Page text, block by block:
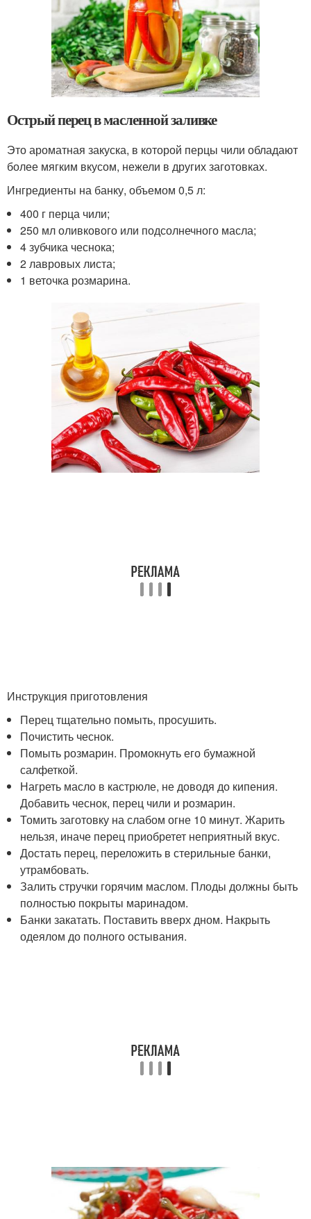
Острый перец в масленной заливке
Это ароматная закуска, в которой перцы чили обладают
более мягким вкусом, нежели в других заготовках.
Ингредиенты на банку, объемом 0,5 л:
400 г перца чили;
250 мл оливкового или подсолнечного масла;
4 зубчика чеснока;
2 лавровых листа;
1 веточка розмарина.
Инструкция приготовления
Перец тщательно помыть, просушить.
Почистить чеснок.
Помыть розмарин. Промокнуть его бумажной
салфеткой.
Нагреть масло в кастрюле, не доводя до кипения.
Добавить чеснок, перец чили и розмарин.
Томить заготовку на слабом огне 10 минут. Жарить
нельзя, иначе перец приобретет неприятный вкус.
Достать перец, переложить в стерильные банки,
утрамбовать.
Залить стручки горячим маслом. Плоды должны быть
полностью покрыты маринадом.
Банки закатать. Поставить вверх дном. Накрыть
одеялом до полного остывания.